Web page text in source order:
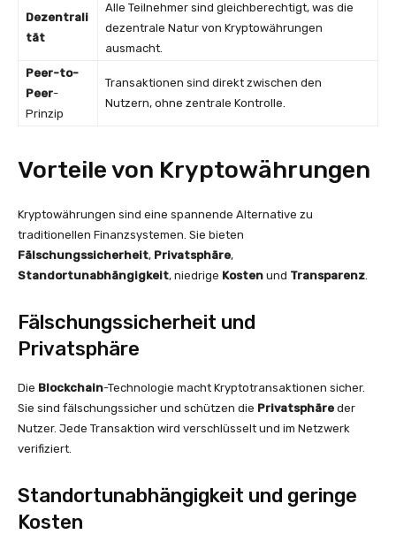
Dezentrali
tät
Alle Teilnehmer sind gleichberechtigt, was die
dezentrale Natur von Kryptowährungen
ausmacht.
Peer-to-
Peer-
Prinzip
Transaktionen sind direkt zwischen den
Nutzern, ohne zentrale Kontrolle.
Vorteile von Kryptowährungen
Kryptowährungen sind eine spannende Alternative zu
traditionellen Finanzsystemen. Sie bieten
Fälschungssicherheit, Privatsphäre,
Standortunabhängigkeit, niedrige Kosten und Transparenz.
Fälschungssicherheit und
Privatsphäre
Die Blockchain-Technologie macht Kryptotransaktionen sicher.
Sie sind fälschungssicher und schützen die Privatsphäre der
Nutzer. Jede Transaktion wird verschlüsselt und im Netzwerk
verifiziert.
Standortunabhängigkeit und geringe
Kosten